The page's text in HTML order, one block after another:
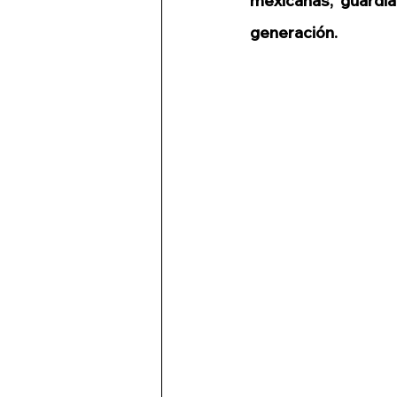
generación.